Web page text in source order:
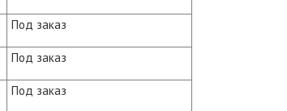
Под заказ
Под заказ
Под заказ